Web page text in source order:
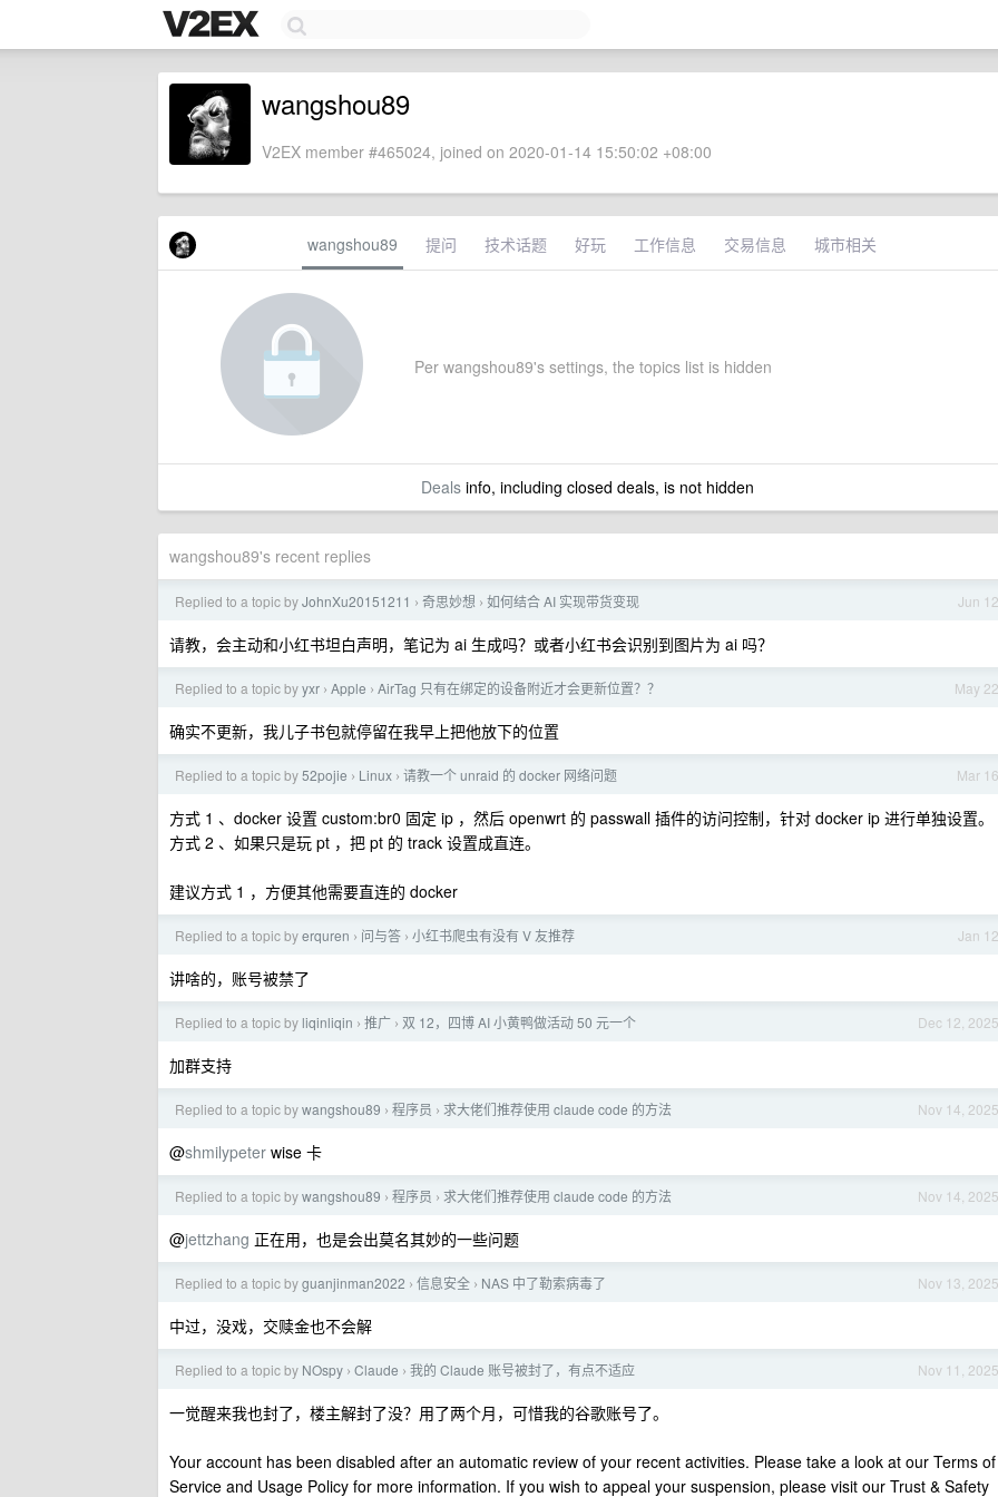
wangshou89
V2EX member #465024, joined on 2020-01-14 15:50:02 +08:00
wangshou89 提问 技术话题 好玩 工作信息 交易信息 城市相关
Per wangshou89's settings, the topics list is hidden
Dealsinfo, including closed deals, is not hidden
wangshou89's recent replies
Jun 12
Replied to a topic byJohnXu20151211 › 奇思妙想 › 如何结合 AI 实现带货变现
请教，会主动和小红书坦白声明，笔记为 ai 生成吗？或者小红书会识别到图片为 ai 吗？
May 22
Replied to a topic byyxr › Apple › AirTag 只有在绑定的设备附近才会更新位置？？
确实不更新，我儿子书包就停留在我早上把他放下的位置
Mar 16
Replied to a topic by52pojie › Linux › 请教一个 unraid 的 docker 网络问题
方式 1 、docker 设置 custom:br0 固定 ip ，然后 openwrt 的 passwall 插件的访问控制，针对 docker ip 进行单独设置。
方式 2 、如果只是玩 pt ，把 pt 的 track 设置成直连。
建议方式 1 ，方便其他需要直连的 docker
Jan 12
Replied to a topic byerquren › 问与答 › 小红书爬虫有没有 V 友推荐
讲啥的，账号被禁了
Dec 12, 2025
Replied to a topic by liqinliqin › 推广 › 双 12，四博 AI 小黄鸭做活动 50 元一个
加群支持
Nov 14, 2025
Replied to a topic bywangshou89 › 程序员 › 求大佬们推荐使用 claude code 的方法
@shmilypeter wise 卡
Nov 14, 2025
Replied to a topic bywangshou89 › 程序员 › 求大佬们推荐使用 claude code 的方法
@jettzhang 正在用，也是会出莫名其妙的一些问题
Nov 13, 2025
Replied to a topic byguanjinman2022 › 信息安全 › NAS 中了勒索病毒了
中过，没戏，交赎金也不会解
Nov 11, 2025
Replied to a topic by NOspy › Claude › 我的 Claude 账号被封了，有点不适应
一觉醒来我也封了，楼主解封了没？用了两个月，可惜我的谷歌账号了。
Your account has been disabled after an automatic review of your recent activities. Please take a look at our Terms of
Service and Usage Policy for more information. If you wish to appeal your suspension, please visit our Trust & Safety